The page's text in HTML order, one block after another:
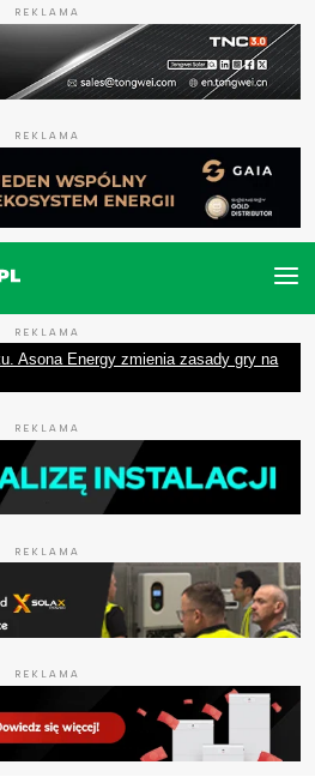
REKLAMA
REKLAMA
REKLAMA
Asona Energy zmienia zasady gry na
REKLAMA
REKLAMA
REKLAMA